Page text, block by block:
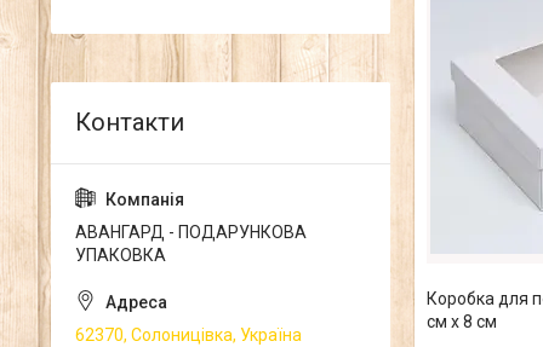
Коробка для
см х 8 см
АВАНГАРД - ПОДАРУНКОВА
УПАКОВКА
62370, Солоницівка, Україна